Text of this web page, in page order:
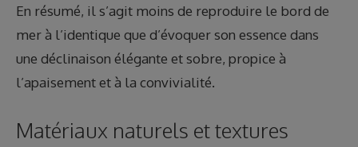
En résumé, il s’agit moins de reproduire le bord de
mer à l’identique que d’évoquer son essence dans
une déclinaison élégante et sobre, propice à
l’apaisement et à la convivialité.
Matériaux naturels et textures